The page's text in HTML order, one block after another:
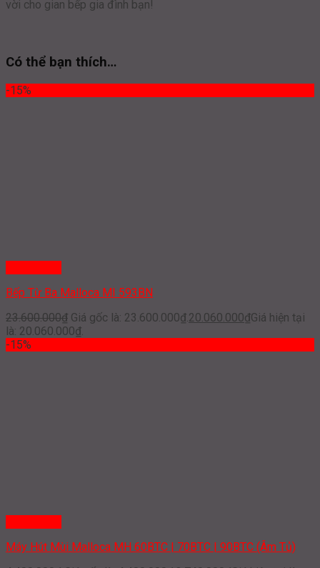
vời cho gian bếp gia đình bạn!
Có thể bạn thích…
-15%
Bếp Từ Ba Malloca MI 593BN
23.600.000₫ Giá gốc là: 23.600.000₫. 20.060.000₫Giá hiện tại
là: 20.060.000₫.
-15%
Máy Hút Mùi Malloca MH 60BTC | 70BTC | 90BTC (Âm Tủ)